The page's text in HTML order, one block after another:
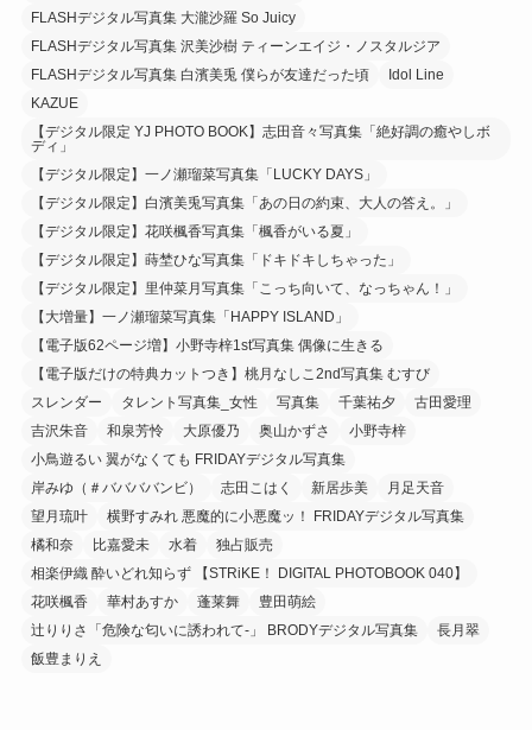
FLASHデジタル写真集 大瀧沙羅 So Juicy
FLASHデジタル写真集 沢美沙樹 ティーンエイジ・ノスタルジア
FLASHデジタル写真集 白濱美兎 僕らが友達だった頃
Idol Line
KAZUE
【デジタル限定 YJ PHOTO BOOK】志田音々写真集「絶好調の癒やしボ
ディ」
【デジタル限定】一ノ瀬瑠菜写真集「LUCKY DAYS」
【デジタル限定】白濱美兎写真集「あの日の約束、大人の答え。」
【デジタル限定】花咲楓香写真集「楓香がいる夏」
【デジタル限定】蒔埜ひな写真集「ドキドキしちゃった」
【デジタル限定】里仲菜月写真集「こっち向いて、なっちゃん！」
【大増量】一ノ瀬瑠菜写真集「HAPPY ISLAND」
【電子版62ページ増】小野寺梓1st写真集 偶像に生きる
【電子版だけの特典カットつき】桃月なしこ2nd写真集 むすび
スレンダー
タレント写真集_女性 写真集 千葉祐夕
古田愛理
吉沢朱音
和泉芳怜 大原優乃 奥山かずさ
小野寺梓
小鳥遊るい 翼がなくても FRIDAYデジタル写真集
岸みゆ（＃ババババンビ）
志田こはく 新居歩美
月足天音
望月琉叶
横野すみれ 悪魔的に小悪魔ッ！ FRIDAYデジタル写真集
橘和奈
比嘉愛未 水着
独占販売
相楽伊織 酔いどれ知らず 【STRiKE！ DIGITAL PHOTOBOOK 040】
花咲楓香
華村あすか 蓬莱舞
豊田萌絵
辻りりさ「危険な匂いに誘われて-」 BRODYデジタル写真集
長月翠
飯豊まりえ